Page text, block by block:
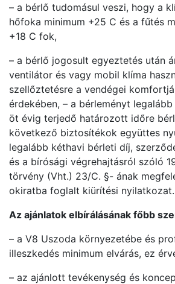
– a bérlő tudomásul veszi, hogy a
hőfoka minimum +25 C és a fűtés
+18 C fok,
– a bérlő jogosult egyeztetés után
ventilátor és vagy mobil klíma
szellőztetésre a vendégei
érdekében, – a bérleményt
öt évig terjedő határozott időre
következő biztosítékok együttes
legalább kéthavi bérleti díj,
és a bírósági végrehajtásról szóló
törvény (Vht.) 23/C. §- ának
okiratba foglalt kiürítési nyilatkozat.
Az ajánlatok elbírálásának főbb
– a V8 Uszoda környezetébe és
illeszkedés minimum elvárás, ez
– az ajánlott tevékenység és